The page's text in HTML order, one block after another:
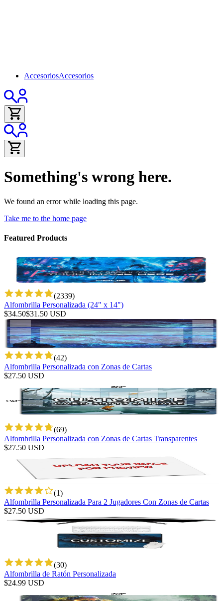
AccesoriosAccesorios
Something's wrong here.
We found an error while loading this page.
Take me to the home page
Featured Products
(2339)
Alfombrilla Personalizada (24" x 14")
$34.50$31.50 USD
(42)
Alfombrilla Personalizada con Zonas de Cartas
$27.50 USD
(69)
Alfombrilla Personalizada con Zonas de Cartas Transparentes
$27.50 USD
(1)
Alfombrilla Personalizada Para 2 Jugadores Con Zonas de Cartas
$27.50 USD
(30)
Alfombrilla de Ratón Personalizada
$24.99 USD